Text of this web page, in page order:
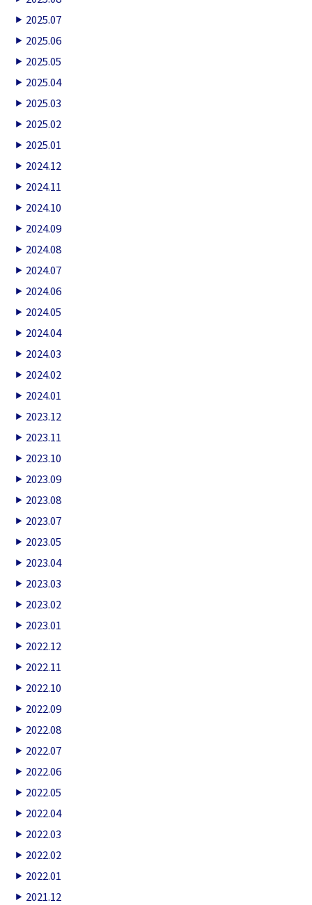
2025.07
2025.06
2025.05
2025.04
2025.03
2025.02
2025.01
2024.12
2024.11
2024.10
2024.09
2024.08
2024.07
2024.06
2024.05
2024.04
2024.03
2024.02
2024.01
2023.12
2023.11
2023.10
2023.09
2023.08
2023.07
2023.05
2023.04
2023.03
2023.02
2023.01
2022.12
2022.11
2022.10
2022.09
2022.08
2022.07
2022.06
2022.05
2022.04
2022.03
2022.02
2022.01
2021.12